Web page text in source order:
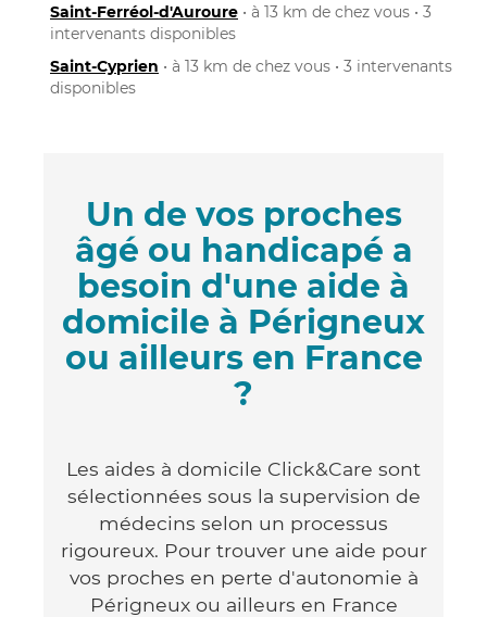
Saint-Ferréol-d'Auroure • à 13 km de chez vous • 3
intervenants disponibles
Saint-Cyprien • à 13 km de chez vous • 3 intervenants
disponibles
Un de vos proches
âgé ou handicapé a
besoin d'une aide à
domicile à Périgneux
ou ailleurs en France
?
Les aides à domicile Click&Care sont
sélectionnées sous la supervision de
médecins selon un processus
rigoureux. Pour trouver une aide pour
vos proches en perte d'autonomie à
Périgneux ou ailleurs en France